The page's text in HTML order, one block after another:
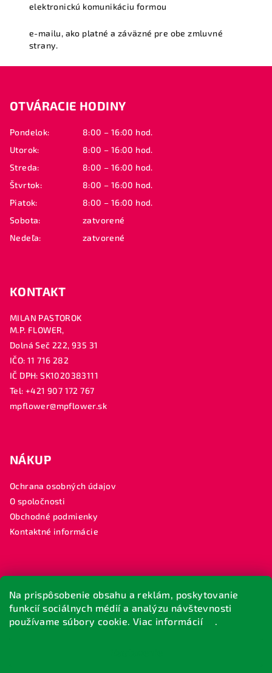
Na prispôsobenie obsahu a reklám, poskytovanie
funkcií sociálnych médií a analýzu návštevnosti
používame súbory cookie. Viac informácií
.
elektronickú komunikáciu formou
e-mailu, ako platné a záväzné pre obe zmluvné
strany.
OTVÁRACIE HODINY
Pondelok:
8:00 – 16:00 hod.
Utorok:
8:00 – 16:00 hod.
Streda:
8:00 – 16:00 hod.
Štvrtok:
8:00 – 16:00 hod.
Piatok:
8:00 – 16:00 hod.
Sobota:
zatvorené
Nedeľa:
zatvorené
KONTAKT
MILAN PASTOROK
M.P. FLOWER,
Dolná Seč 222, 935 31
IČO: 11 716 282
IČ DPH: SK1020383111
Tel: +421 907 172 767
mpflower@mpflower.sk
NÁKUP
Ochrana osobných údajov
O spoločnosti
Obchodné podmienky
Kontaktné informácie
MP FLOWER
#mpflower